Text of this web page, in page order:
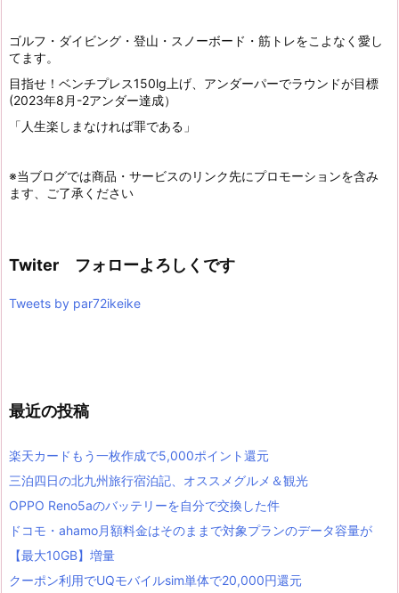
ゴルフ・ダイビング・登山・スノーボード・筋トレをこよなく愛し
てます。
目指せ！ベンチプレス150lg上げ、アンダーパーでラウンドが目標
(2023年8月-2アンダー達成）
「人生楽しまなければ罪である」
※当ブログでは商品・サービスのリンク先にプロモーションを含み
ます、ご了承ください
Twiter フォローよろしくです
Tweets by par72ikeike
最近の投稿
楽天カードもう一枚作成で5,000ポイント還元
三泊四日の北九州旅行宿泊記、オススメグルメ＆観光
OPPO Reno5aのバッテリーを自分で交換した件
ドコモ・ahamo月額料金はそのままで対象プランのデータ容量が
【最大10GB】増量
クーポン利用でUQモバイルsim単体で20,000円還元